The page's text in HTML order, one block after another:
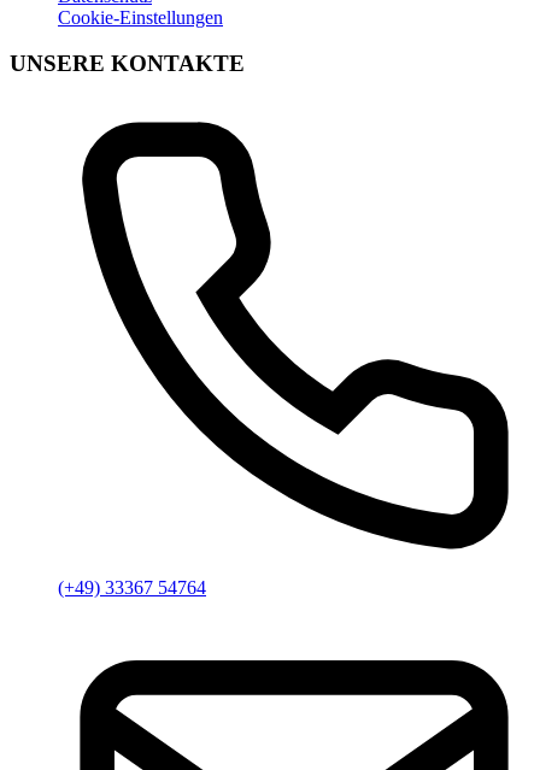
Cookie-Einstellungen
UNSERE KONTAKTE
(+49) 33367 54764